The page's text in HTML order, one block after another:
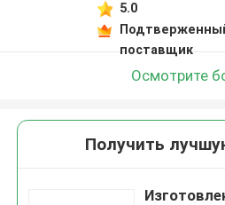
5.0
поставщик
Осмотрите
Получить